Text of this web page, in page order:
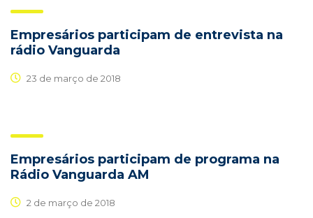
Empresários participam de entrevista na
rádio Vanguarda
23 de março de 2018
Empresários participam de programa na
Rádio Vanguarda AM
2 de março de 2018